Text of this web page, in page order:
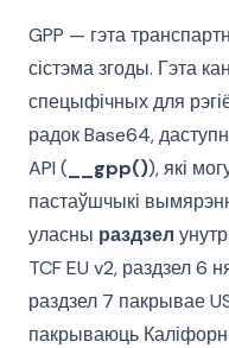
GPP — гэта
сістэма згоды. Гэта
спецыфічных для
радок Base64,
API ( __gpp()), які
пастаўшчыкі
уласны раздзел
TCF EU v2, раздзел 6
раздзел 7 пакрывае
пакрываюць